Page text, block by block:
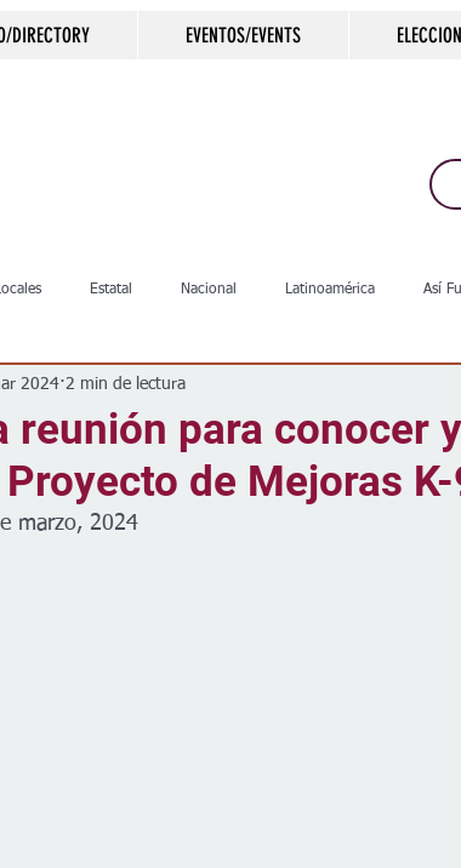
DIRECTORY EVENTOS/EVENTS
Estatal Nacional Latinoamérica Así
Salud Arte & Cultura
Escuelas Calles Desamparados Carreteras
reunión para conocer
de Mejoras
2024 2 min de lectura
marzo, 2024